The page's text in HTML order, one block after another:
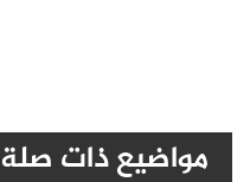
مواضيع ذات صلة